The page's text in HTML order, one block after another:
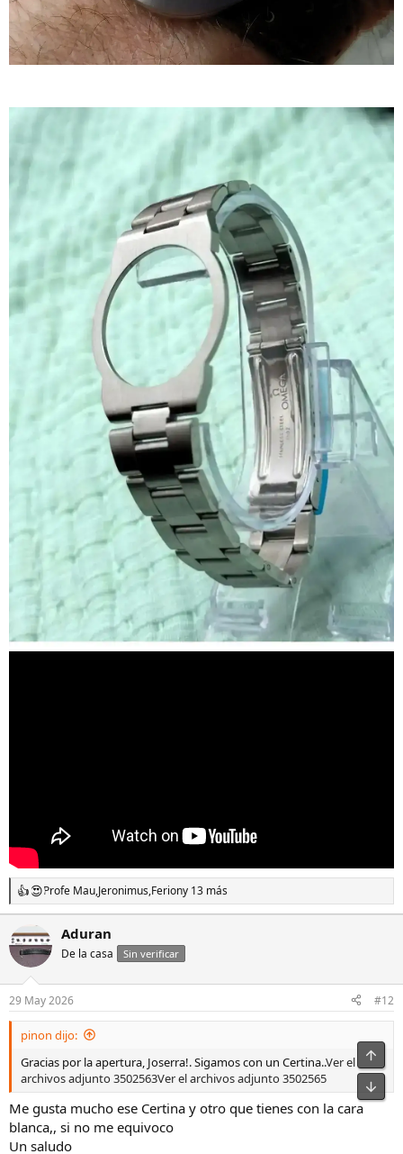
R
e
c
c
o
n
e
Profe Mau,Jeronimus,Feriony 13 más
Aduran
De la casa Sin verificar
29 May 2026 #12
pinon dijo:
Gracias por la apertura, Joserra!. Sigamos con un Certina..Ver el
archivos adjunto 3502563Ver el archivos adjunto 3502565
Me gusta mucho ese Certina y otro que tienes con la cara
blanca,, si no me equivoco
Un saludo